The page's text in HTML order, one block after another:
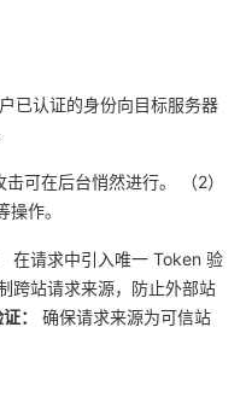
已认证的身份向目标服务器
击可在后台悄然进行。
（2）
作。
在请求中引入唯一 Token 验
跨站请求来源，防止外部站
：
确保请求来源为可信站